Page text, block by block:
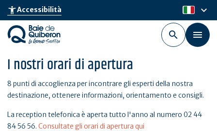
Skip
main
content
accessibility_newAccessibilità it
keyboard_arrow_down
I nostri orari di apertura
8 punti di accoglienza per incontrare gli esperti della nostra
destinazione, ottenere informazioni, orientamento e consigli.
La reception telefonica è aperta tutto l'anno al numero 02 44
84 56 56. Consultate gli orari di apertura qui